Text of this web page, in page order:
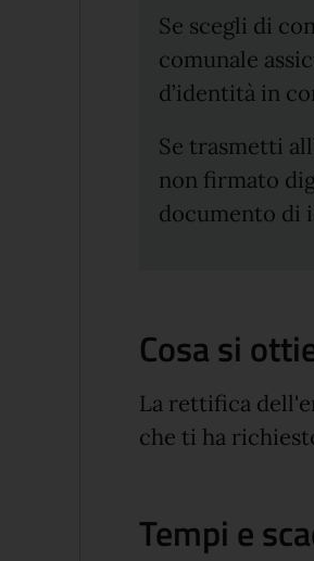
Se scegli di
comunale
d’identità in
Se trasmetti
non firmato
documento di
Cosa si
La rettifica
che ti ha
Tempi e